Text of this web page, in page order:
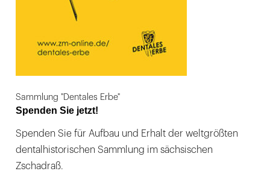
Sammlung "Dentales Erbe"
Spenden Sie jetzt!
Spenden Sie für Aufbau und Erhalt der weltgrößten
dentalhistorischen Sammlung im sächsischen
Zschadraß.